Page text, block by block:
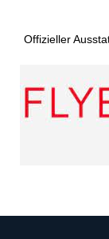
Offizieller